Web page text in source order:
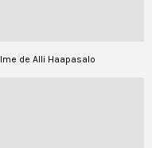
de Alli Haapasalo